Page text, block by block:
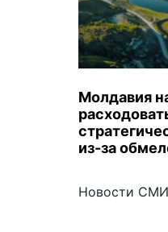
Молдавия
из-за
Новости